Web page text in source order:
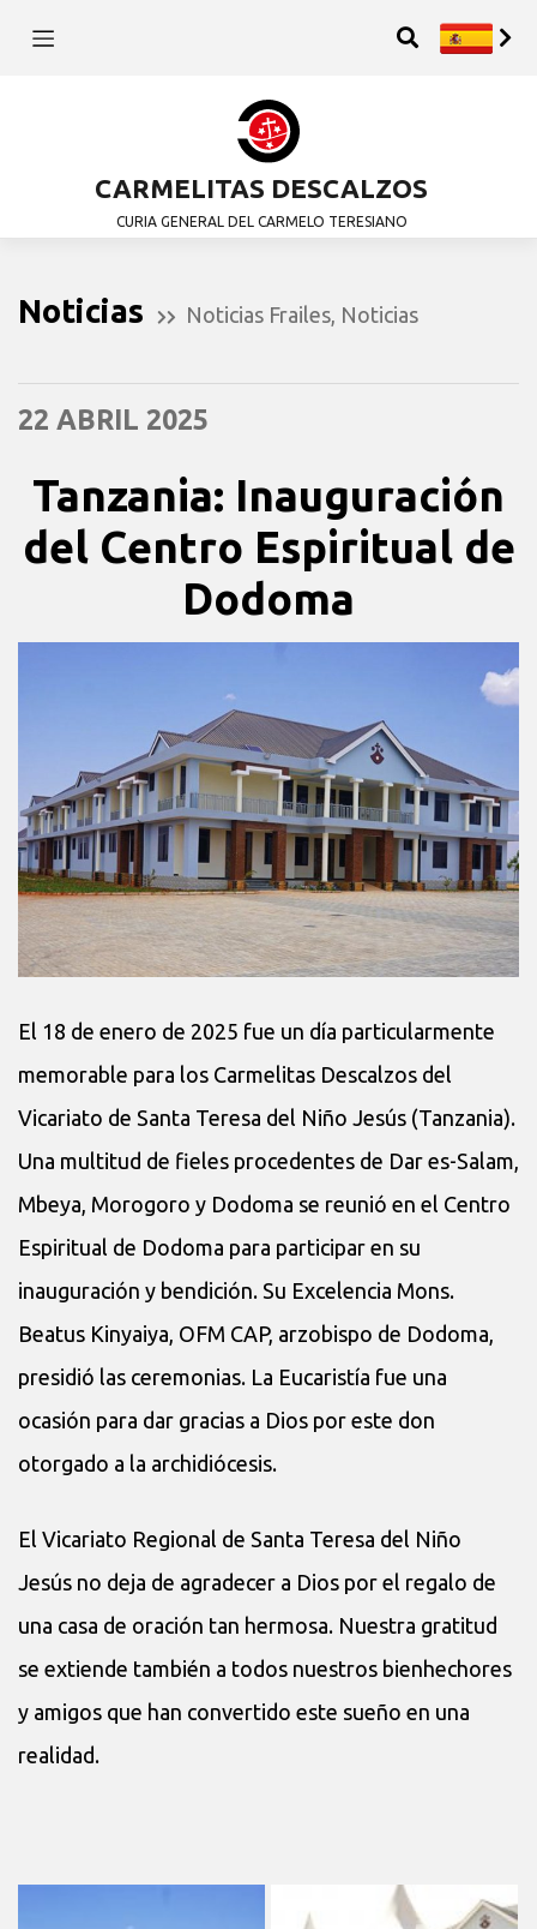
CARMELITAS DESCALZOS
CURIA GENERAL DEL CARMELO TERESIANO
Noticias Noticias Frailes Noticias
22 ABRIL 2025
Tanzania: Inauguración
del Centro Espiritual de
Dodoma
El 18 de enero de 2025 fue un día particularmente
memorable para los Carmelitas Descalzos del
Vicariato de Santa Teresa del Niño Jesús (Tanzania).
Una multitud de fieles procedentes de Dar es-Salam,
Mbeya, Morogoro y Dodoma se reunió en el Centro
Espiritual de Dodoma para participar en su
inauguración y bendición. Su Excelencia Mons.
Beatus Kinyaiya, OFM CAP, arzobispo de Dodoma,
presidió las ceremonias. La Eucaristía fue una
ocasión para dar gracias a Dios por este don
otorgado a la archidiócesis.
El Vicariato Regional de Santa Teresa del Niño
Jesús no deja de agradecer a Dios por el regalo de
una casa de oración tan hermosa. Nuestra gratitud
se extiende también a todos nuestros bienhechores
y amigos que han convertido este sueño en una
realidad.